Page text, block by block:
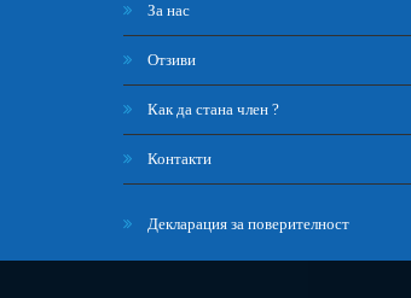
За нас
Отзиви
Как да стана член ?
Контакти
Декларация за поверителност